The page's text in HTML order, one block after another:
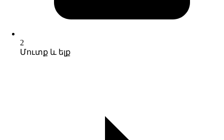
2
Մուտք և ելք